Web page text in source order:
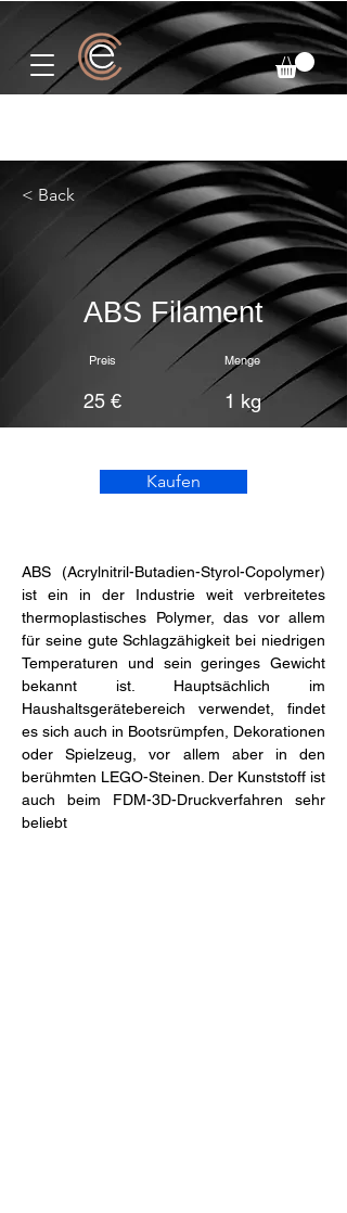
ABS Filament
Preis
25 €
Menge
1 kg
Kaufen
< Back
ABS (Acrylnitril-Butadien-Styrol-Copolymer)
ist ein in der Industrie weit verbreitetes
thermoplastisches Polymer, das vor allem
für seine gute Schlagzähigkeit bei niedrigen
Temperaturen und sein geringes Gewicht
bekannt ist. Hauptsächlich im
Haushaltsgerätebereich verwendet, findet
es sich auch in Bootsrümpfen, Dekorationen
oder Spielzeug, vor allem aber in den
berühmten LEGO-Steinen. Der Kunststoff ist
auch beim FDM-3D-Druckverfahren sehr
beliebt